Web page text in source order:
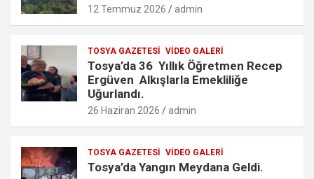
12 Temmuz 2026 admin
TOSYA GAZETESI VIDEO GALERI
Tosya’da 36 Yıllık Öğretmen Recep
Ergüven Alkışlarla Emekliliğe
Uğurlandı.
26 Haziran 2026 admin
TOSYA GAZETESI VIDEO GALERI
Tosya’da Yangın Meydana Geldi.